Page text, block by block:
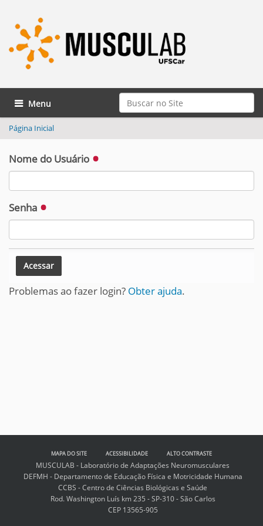
Busca
Busca Avançada…
Toggle navigation
Página Inicial
Nome do Usuário
Senha
Problemas ao fazer login? Obter ajuda.
MAPA DO SITE ACESSIBILIDADE ALTO CONTRASTE
MUSCULAB - Laboratório de Adaptações Neuromusculares
DEFMH - Departamento de Educação Física e Motricidade Humana
CCBS - Centro de Ciências Biológicas e Saúde
Rod. Washington Luís km 235 - SP-310 - São Carlos
CEP 13565-905